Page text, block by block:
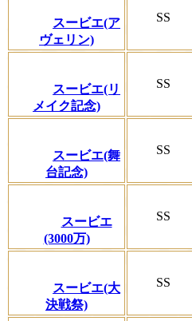
スービエ(ア
ヴェリン)
SS
スービエ(リ
メイク記念)
SS
スービエ(舞
台記念)
SS
スービエ
(3000万)
SS
スービエ(大
決戦祭)
SS